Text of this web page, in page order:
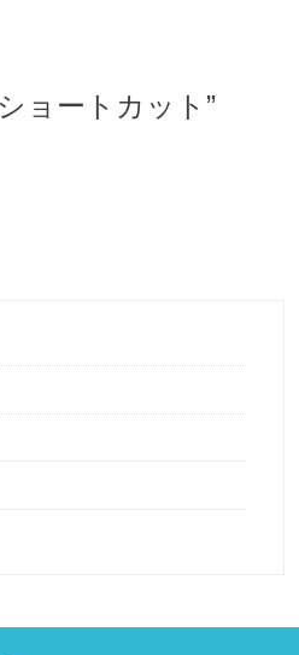
ョートカット”